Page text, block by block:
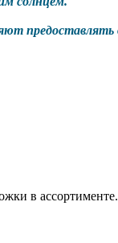
в ассортименте.